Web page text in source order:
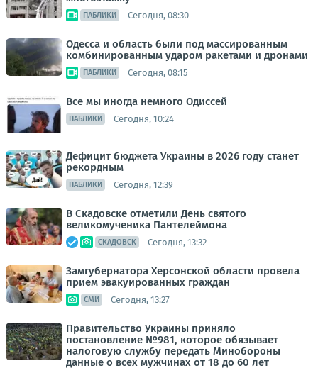
ПАБЛИКИ Сегодня, 08:30
Одесса и область были под массированным
комбинированным ударом ракетами и дронами
ПАБЛИКИ Сегодня, 08:15
Все мы иногда немного Одиссей
ПАБЛИКИ Сегодня, 10:24
Дефицит бюджета Украины в 2026 году станет
рекордным
ПАБЛИКИ Сегодня, 12:39
В Скадовске отметили День святого
великомученика Пантелеймона
СКАДОВСК Сегодня, 13:32
Замгубернатора Херсонской области провела
прием эвакуированных граждан
СМИ Сегодня, 13:27
Правительство Украины приняло
постановление №981, которое обязывает
налоговую службу передать Минобороны
данные о всех мужчинах от 18 до 60 лет